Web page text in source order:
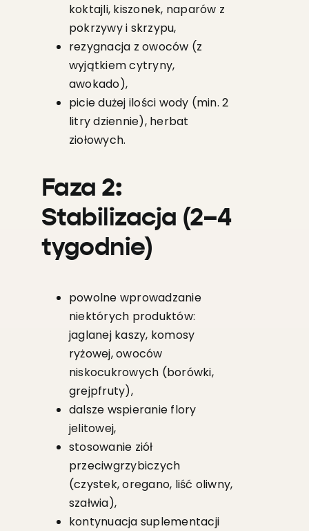
koktajli, kiszonek, naparów z
pokrzywy i skrzypu,
rezygnacja z owoców (z
wyjątkiem cytryny,
awokado),
picie dużej ilości wody (min. 2
litry dziennie), herbat
ziołowych.
Faza 2:
Stabilizacja (2–4
tygodnie)
powolne wprowadzanie
niektórych produktów:
jaglanej kaszy, komosy
ryżowej, owoców
niskocukrowych (borówki,
grejpfruty),
dalsze wspieranie flory
jelitowej,
stosowanie ziół
przeciwgrzybiczych
(czystek, oregano, liść oliwny,
szałwia),
kontynuacja suplementacji